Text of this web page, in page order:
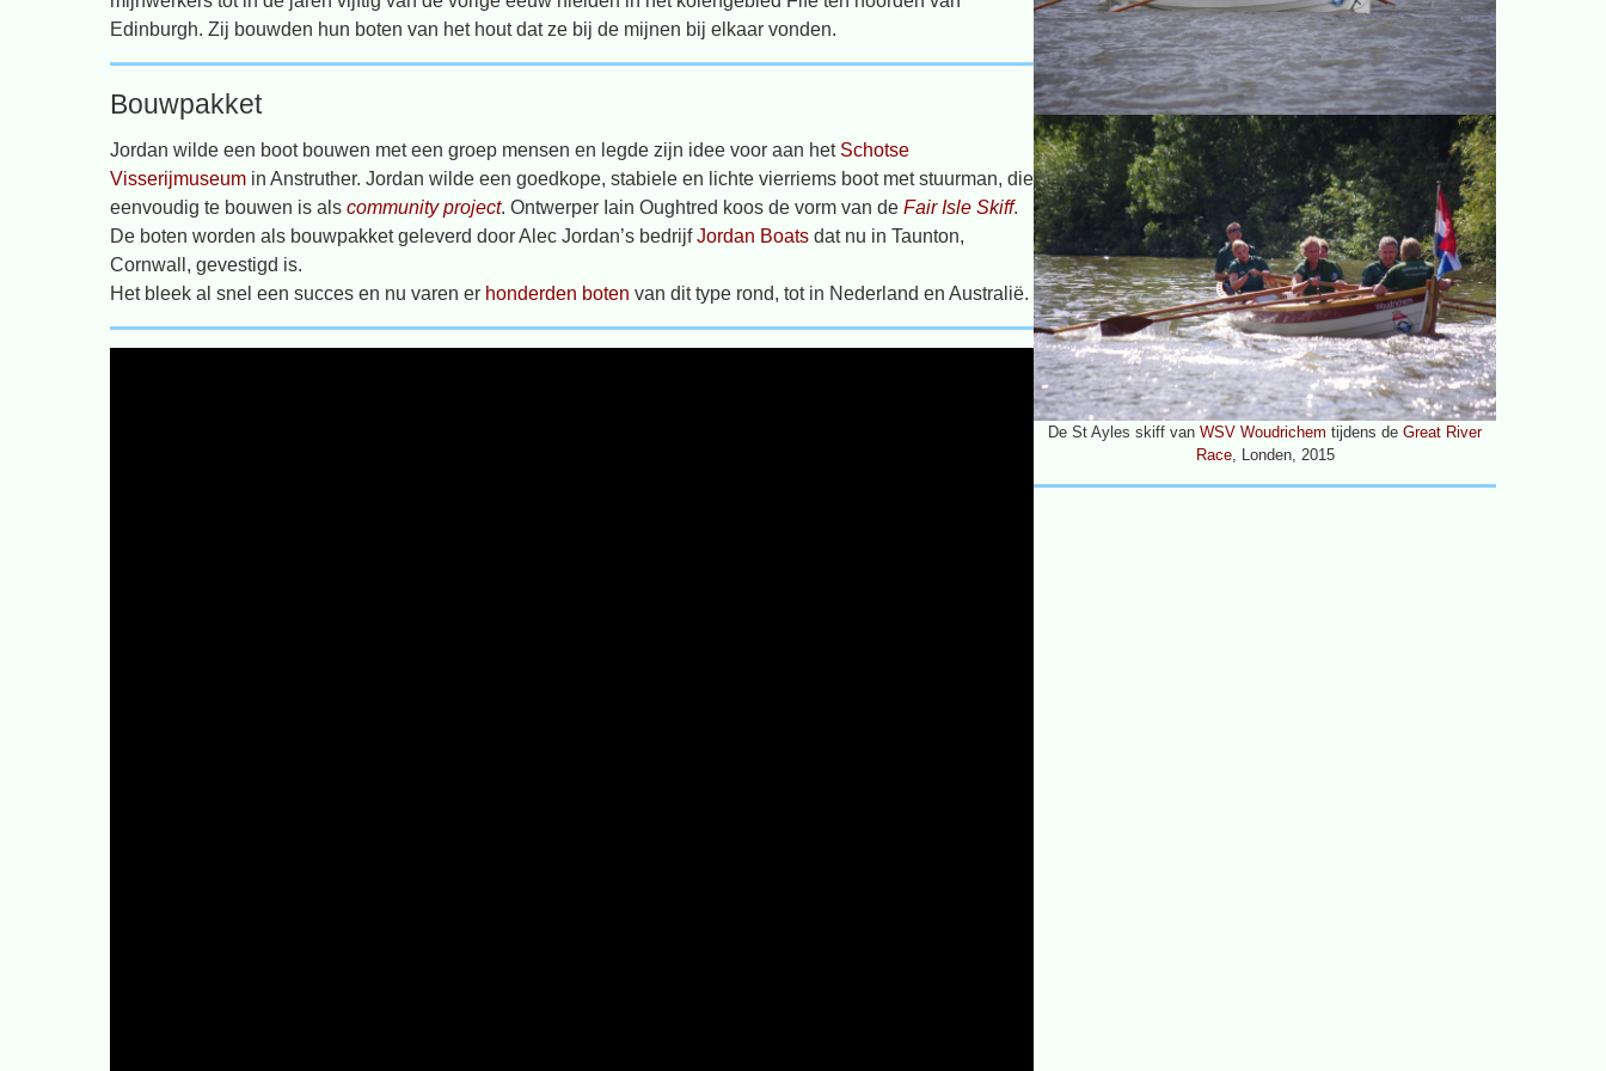
Edinburgh. Zij bouwden hun boten van het hout dat ze bij de mijnen bij elkaar vonden.
Bouwpakket
Jordan wilde een boot bouwen met een groep mensen en legde zijn idee voor aan het Schotse
Visserijmuseum in Anstruther. Jordan wilde een goedkope, stabiele en lichte vierriems boot met stuurman, die
eenvoudig te bouwen is als community project. Ontwerper Iain Oughtred koos de vorm van de Fair Isle Skiff.
De boten worden als bouwpakket geleverd door Alec Jordan’s bedrijfJordan Boats dat nu in Taunton,
Cornwall, gevestigd is.
Het bleek al snel een succes en nu varen er honderden boten van dit type rond, tot in Nederland en Australië.
De St Ayles skiff van WSV Woudrichem tijdens deGreat River
Race, Londen, 2015